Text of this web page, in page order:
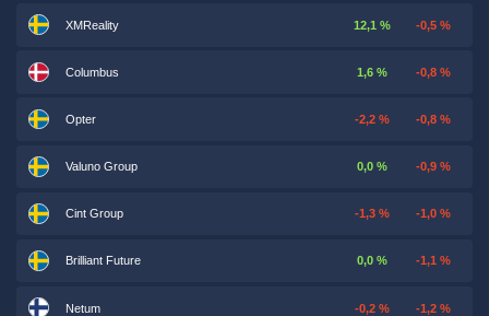
XMReality 12,1 % -0,5 %
Columbus 1,6 % -0,8 %
Opter -2,2 % -0,8 %
Valuno Group 0,0 % -0,9 %
Cint Group -1,3 % -1,0 %
Brilliant Future 0,0 % -1,1 %
Netum -0,2 % -1,2 %